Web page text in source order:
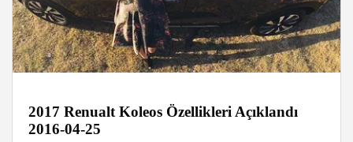
2017 Renualt Koleos Özellikleri Açıklandı
2016-04-25